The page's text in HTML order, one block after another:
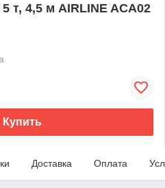
т, 4,5 м AIRLINE ACA02
Купить
Доставка Оплата